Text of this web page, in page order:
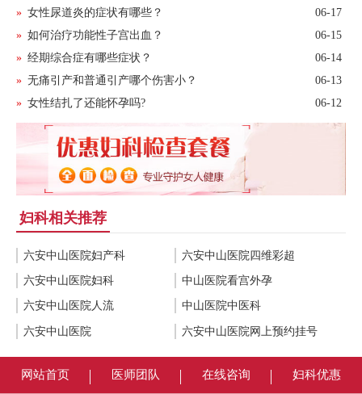
06-17
» 女性尿道炎的症状有哪些？
06-15
» 如何治疗功能性子宫出血？
06-14
» 经期综合症有哪些症状？
06-13
» 无痛引产和普通引产哪个伤害小？
06-12
» 女性结扎了还能怀孕吗?
妇科相关推荐
六安中山医院妇产科 六安中山医院四维彩超
六安中山医院妇科 中山医院看宫外孕
六安中山医院人流 中山医院中医科
六安中山医院 六安中山医院网上预约挂号
网站首页 医师团队 在线咨询 妇科优惠